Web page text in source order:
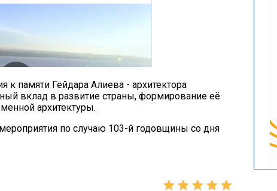
к памяти Гейдара Алиева - архитектора
вклад в развитие страны, формирование её
архитектуры.
по случаю 103-й годовщины со дня